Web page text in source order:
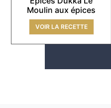
Moulin aux épices
VOIR LA RECETTE